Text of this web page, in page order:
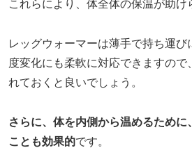
これらにより、体全体の保温が助け
レッグウォーマーは薄手で持ち運び
度変化にも柔軟に対応できますので
れておくと良いでしょう。
さらに、体を内側から温めるために
ことも効果的です。